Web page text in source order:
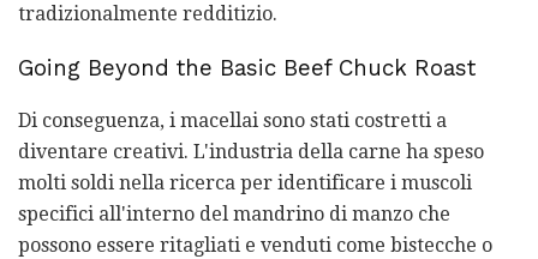
tradizionalmente redditizio.
Going Beyond the Basic Beef Chuck Roast
Di conseguenza, i macellai sono stati costretti a
diventare creativi. L'industria della carne ha speso
molti soldi nella ricerca per identificare i muscoli
specifici all'interno del mandrino di manzo che
possono essere ritagliati e venduti come bistecche o